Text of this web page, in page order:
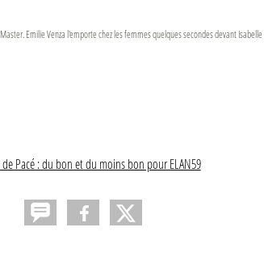
Emilie Venza l'emporte chez les femmes quelques secondes devant